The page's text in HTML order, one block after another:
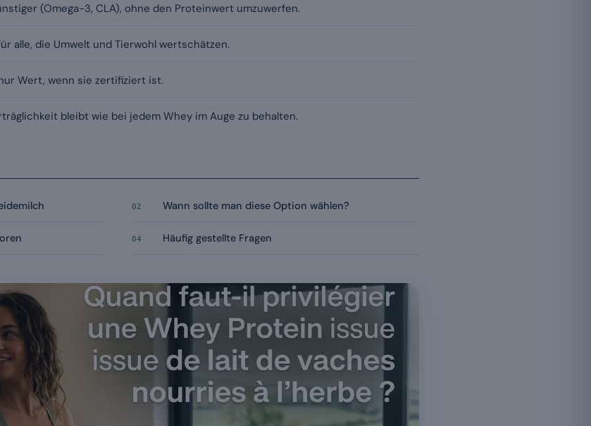
(Omega-3, CLA), ohne den Proteinwert umzuwerfen.
alle, die Umwelt und Tierwohl wertschätzen.
Wert, wenn sie zertifiziert ist.
bleibt wie bei jedem Whey im Auge zu behalten.
02 Wann sollte man diese Option wählen?
04 Häufig gestellte Fragen